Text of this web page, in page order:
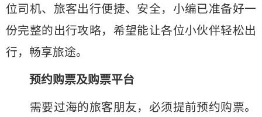
位司机、旅客出行便捷、安全，小编已准备好一
份完整的出行攻略，希望能让各位小伙伴轻松出
行，畅享旅途。
预约购票及购票平台
需要过海的旅客朋友，必须提前预约购票。